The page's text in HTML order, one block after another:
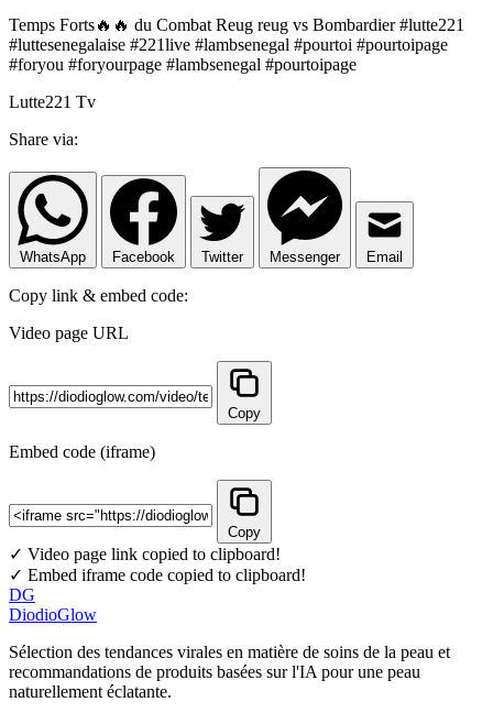
Temps Forts🔥🔥 du Combat Reug reug vs Bombardier #lutte221
#luttesenegalaise #221live #lambsenegal #pourtoi #pourtoipage
#foryou #foryourpage #lambsenegal #pourtoipage
Lutte221 Tv
Share via:
WhatsApp Facebook Twitter Messenger Email
Copy link & embed code:
Video page URL
Copy
Embed code (iframe)
Copy
✓ Video page link copied to clipboard!
✓ Embed iframe code copied to clipboard!
DG
DiodioGlow
Sélection des tendances virales en matière de soins de la peau et
recommandations de produits basées sur l'IA pour une peau
naturellement éclatante.